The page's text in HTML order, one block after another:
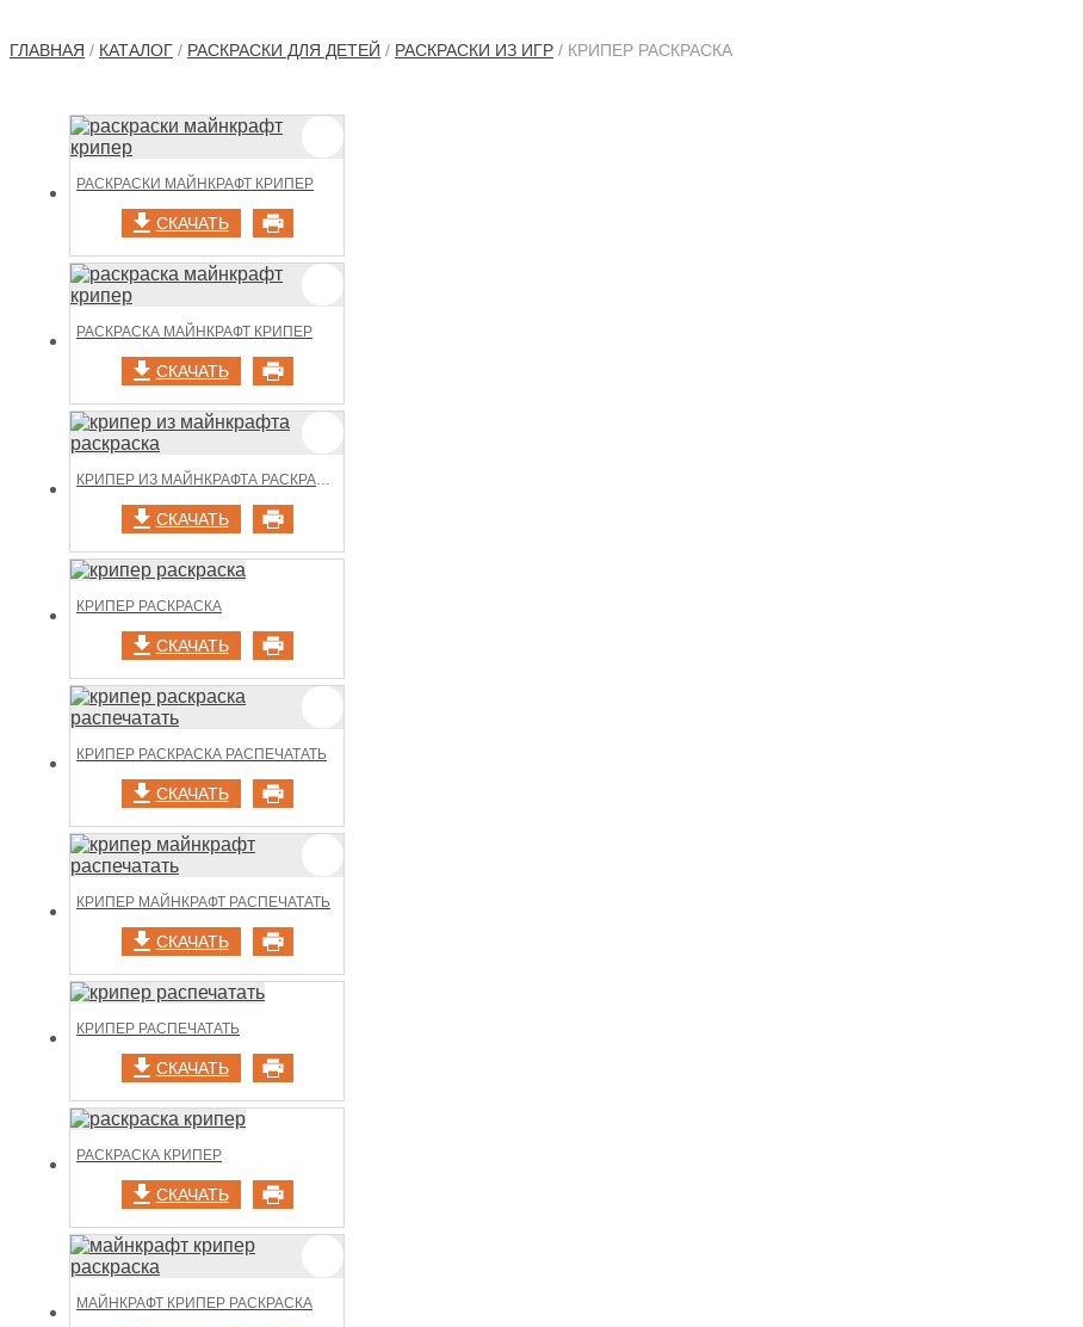
ГЛАВНАЯ / КАТАЛОГ / РАСКРАСКИ ДЛЯ ДЕТЕЙ / РАСКРАСКИ ИЗ ИГР / КРИПЕР РАСКРАСКА
РАСКРАСКИ МАЙНКРАФТ КРИПЕР
СКАЧАТЬ
РАСКРАСКА МАЙНКРАФТ КРИПЕР
СКАЧАТЬ
КРИПЕР ИЗ МАЙНКРАФТА РАСКРАСКА
СКАЧАТЬ
КРИПЕР РАСКРАСКА
СКАЧАТЬ
КРИПЕР РАСКРАСКА РАСПЕЧАТАТЬ
СКАЧАТЬ
КРИПЕР МАЙНКРАФТ РАСПЕЧАТАТЬ
СКАЧАТЬ
КРИПЕР РАСПЕЧАТАТЬ
СКАЧАТЬ
РАСКРАСКА КРИПЕР
СКАЧАТЬ
МАЙНКРАФТ КРИПЕР РАСКРАСКА